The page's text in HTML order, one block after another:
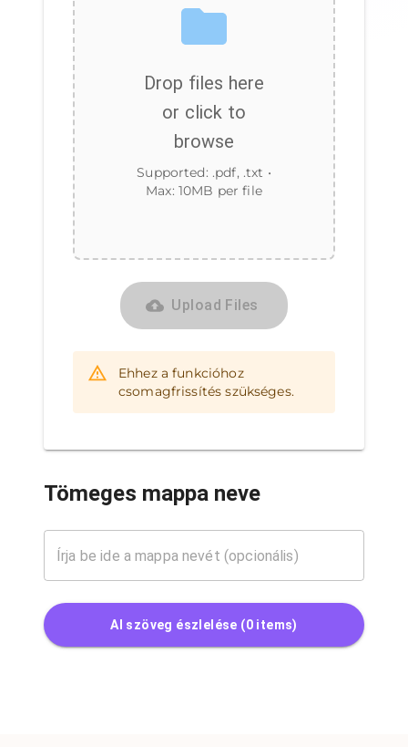
Drop files here
or click to
browse
Supported: .pdf, .txt •
Max: 10MB per file
Upload Files
Ehhez a funkcióhoz
csomagfrissítés szükséges.
Tömeges mappa neve
AI szöveg észlelése (0items)